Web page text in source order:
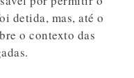
detida, mas, até o
o contexto das